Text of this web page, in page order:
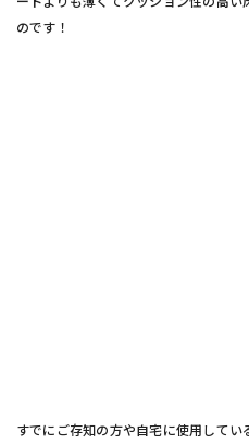
のです！
すでにご存知の方や自宅に使用して